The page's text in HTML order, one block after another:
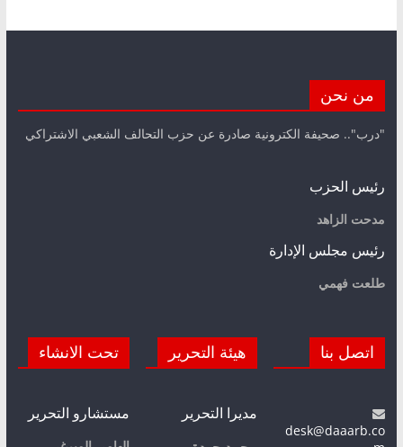
من نحن
"درب".. صحيفة الكترونية صادرة عن حزب التحالف الشعبي الاشتراكي
رئيس الحزب
مدحت الزاهد
رئيس مجلس الإدارة
طلعت فهمي
اتصل بنا
desk@daaarb.co
هيئة التحرير
مديرا التحرير
تحت الانشاء
مستشارو التحرير